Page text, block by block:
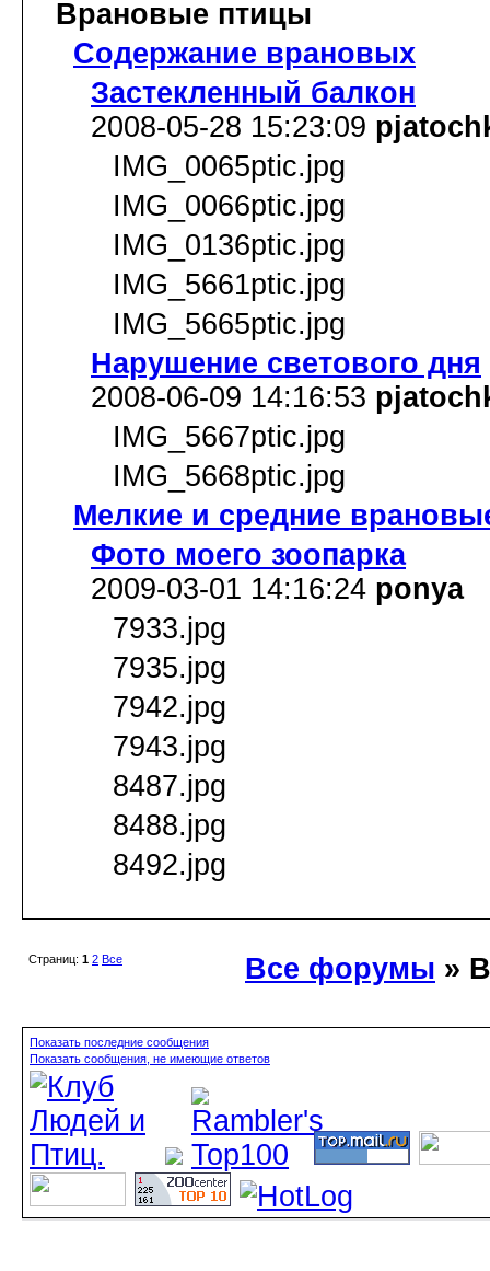
Врановые птицы
Содержание врановых
Застекленный балкон
2008-05-28 15:23:09
IMG_0065ptic.jpg
IMG_0066ptic.jpg
IMG_0136ptic.jpg
IMG_5661ptic.jpg
IMG_5665ptic.jpg
Нарушение светового дня
2008-06-09 14:16:53
IMG_5667ptic.jpg
IMG_5668ptic.jpg
Мелкие и средние
Фото моего зоопарка
2009-03-01 14:16:24 ponya
7933.jpg
7935.jpg
7942.jpg
7943.jpg
8487.jpg
8488.jpg
8492.jpg
Страниц: 1 2 Все Все форумы »
Показать последние сообщения
Показать сообщения, не имеющие ответов